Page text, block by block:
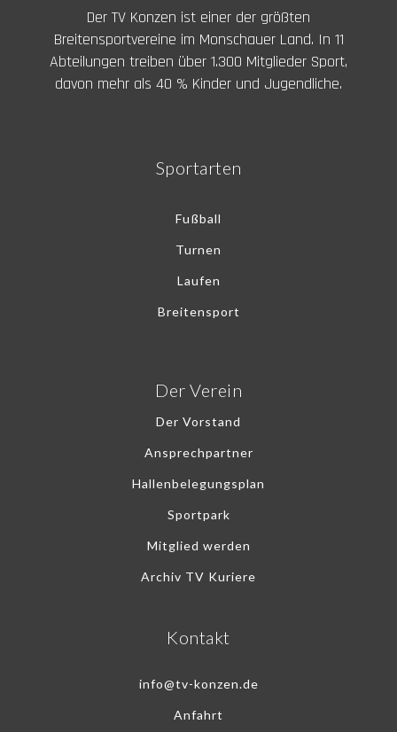
Der TV Konzen ist einer der größten
Breitensportvereine im Monschauer Land. In 11
Abteilungen treiben über 1.300 Mitglieder Sport,
davon mehr als 40 % Kinder und Jugendliche.
Sportarten
Fußball
Turnen
Laufen
Breitensport
Der Verein
Der Vorstand
Ansprechpartner
Hallenbelegungsplan
Sportpark
Mitglied werden
Archiv TV Kuriere
Kontakt
info@tv-konzen.de
Anfahrt